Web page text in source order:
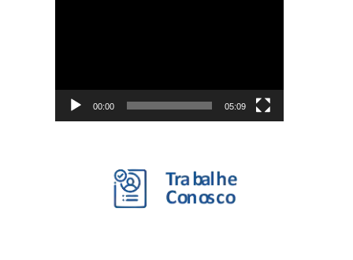
00:00 05:09